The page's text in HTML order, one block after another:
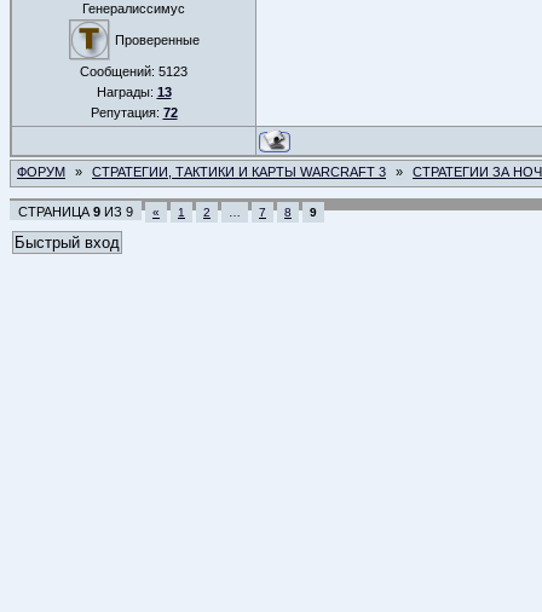
Генералиссимус
Проверенные
Сообщений: 5123
Награды: 13
Репутация: 72
ФОРУМ » СТРАТЕГИИ, ТАКТИКИ И КАРТЫ WARCRAFT 3 » СТРАТЕГИИ ЗА
СТРАНИЦА 9 ИЗ 9 « 1 2 7 8 9